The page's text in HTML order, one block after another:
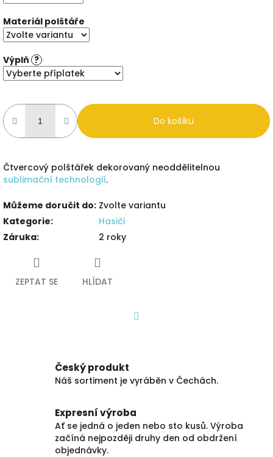
Materiál polštáře
Výplň ?
Do košíku
Čtvercový polštářek dekorovaný neoddělitelnou
sublimační technologií.
Můžeme doručit do: Zvolte variantu
Kategorie:
Hasiči
Záruka: 2 roky
ZEPTAT SE HLÍDAT
Český produkt
Náš sortiment je vyráběn v Čechách.
Expresní výroba
Ať se jedná o jeden nebo sto kusů. Výroba
začíná nejpozději druhy den od obdržení
objednávky.